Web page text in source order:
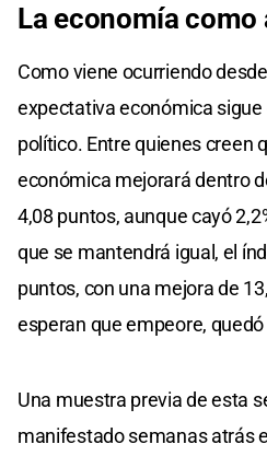
La economía como
Como viene ocurriendo
expectativa económica
político. Entre quienes creen
económica mejorará dentro
4,08 puntos, aunque cayó
que se mantendrá igual, el
puntos, con una mejora de
esperan que empeore,
Una muestra previa de esta
manifestado semanas atrás